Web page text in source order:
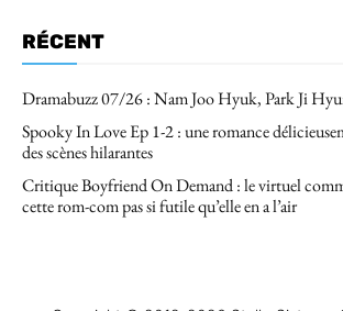
RÉCENT
Dramabuzz 07/26 : Nam Joo Hyuk, Park Ji
Spooky In Love Ep 1-2 : une romance
des scènes hilarantes
Critique Boyfriend On Demand : le virtuel
cette rom-com pas si futile qu’elle en a l’air